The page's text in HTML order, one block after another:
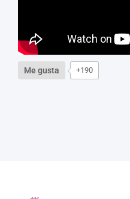
Me gusta +190